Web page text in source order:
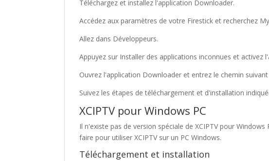
Téléchargez et installez l'application Downloader.
Accédez aux paramètres de votre Firestick et recherchez
Allez dans Développeurs.
Appuyez sur Installer des applications inconnues et activez
Ouvrez l'application Downloader et entrez le chemin
Suivez les étapes de téléchargement et d'installation
XCIPTV pour Windows PC
Il n'existe pas de version spéciale de XCIPTV pour
faire pour utiliser XCIPTV sur un PC Windows.
Téléchargement et installation